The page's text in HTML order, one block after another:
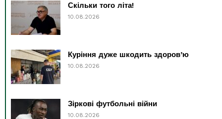
Скільки того літа!
10.08.2026
Куріння дуже шкодить здоров’ю
10.08.2026
Зіркові футбольні війни
10.08.2026